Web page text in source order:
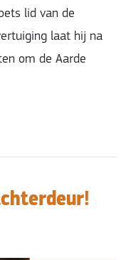
lid van de
laat hij na
om de Aarde